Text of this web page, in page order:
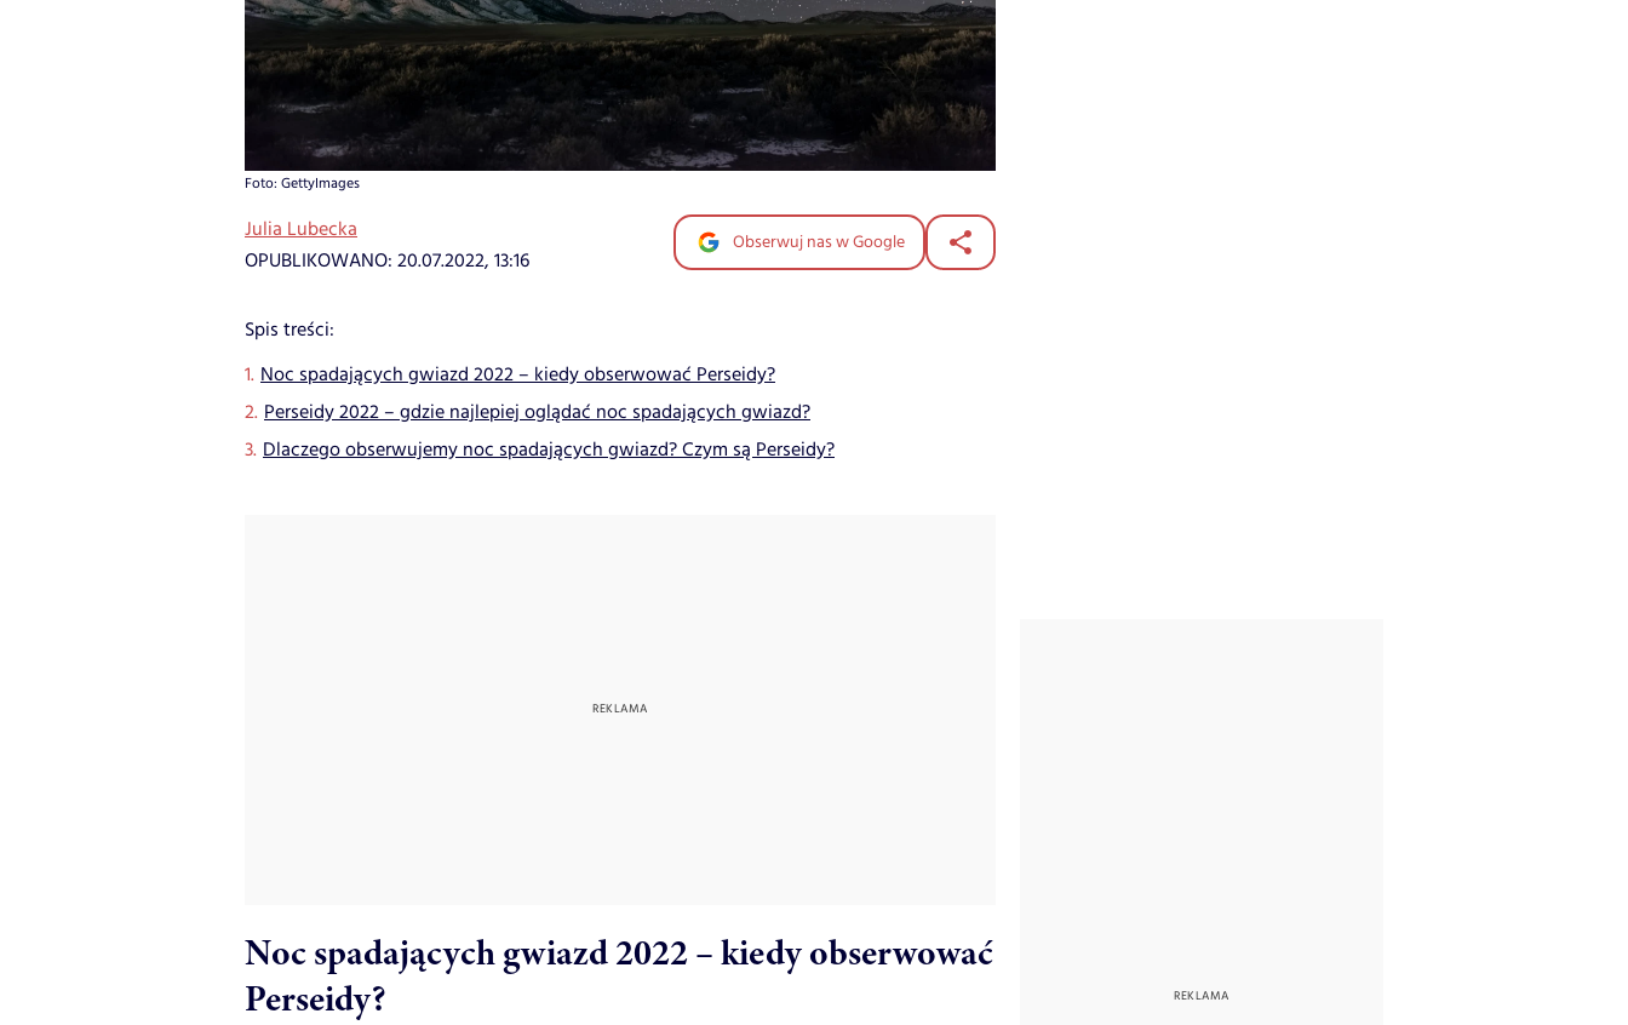
Foto: GettyImages
Julia Lubecka
OPUBLIKOWANO: 20.07.2022, 13:16
Obserwuj nas w Google
Spis treści:
Noc spadających gwiazd 2022 – kiedy obserwować Perseidy?
Perseidy 2022 – gdzie najlepiej oglądać noc spadających gwiazd?
Dlaczego obserwujemy noc spadających gwiazd? Czym są Perseidy?
Noc spadających gwiazd 2022 – kiedy obserwować
Perseidy?